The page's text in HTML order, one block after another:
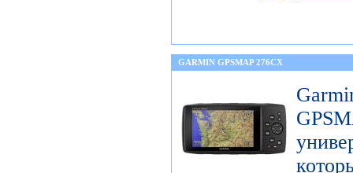
GARMIN GPSMAP 276CX